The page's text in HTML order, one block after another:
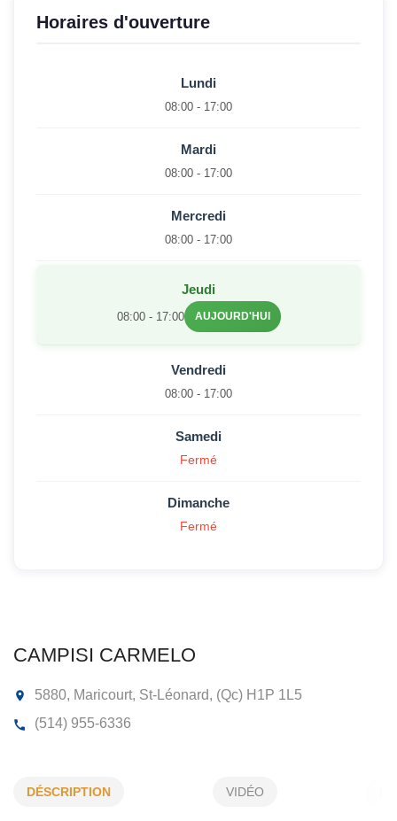
CAMPISI CARMELO
DÉSCRIPTION VIDÉO
Horaires d'ouverture
Lundi
08:00 - 17:00
Mardi
08:00 - 17:00
Mercredi
08:00 - 17:00
Jeudi
08:00 - 17:00 AUJOURD'HUI
Vendredi
08:00 - 17:00
Samedi
Fermé
Dimanche
Fermé